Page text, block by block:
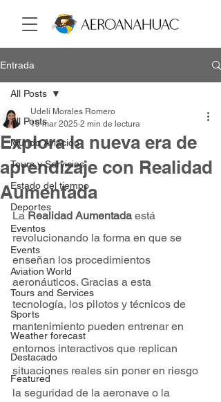
Entrada
All Posts
Mundo Aviación
Tours y Servicios
Estado del tiempo
Deportes
Eventos
Events
Aviation World
Tours and Services
Sports
Weather forecast
Destacado
Featured
All Posts
Explora la nueva era de
aprendizaje con Realidad
Aumentada
Udelí Morales Romero
19 mar 2025 2 min de lectura
La Realidad Aumentada está
revolucionando la forma en que se
enseñan los procedimientos
aeronáuticos. Gracias a esta
tecnología, los pilotos y técnicos de
mantenimiento pueden entrenar en
entornos interactivos que replican
situaciones reales sin poner en riesgo
la seguridad de la aeronave o la